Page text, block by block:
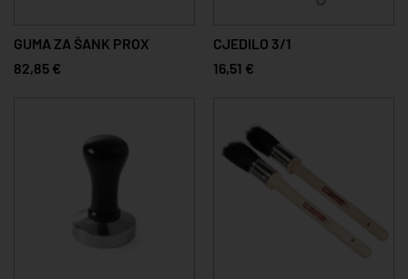
GUMA ZA ŠANK PROX
82,85 €
CJEDILO 3/1
16,51 €